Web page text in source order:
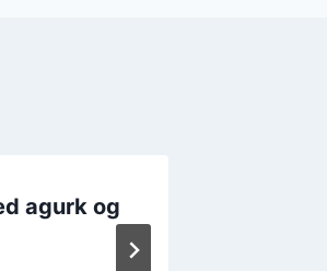
agurk og